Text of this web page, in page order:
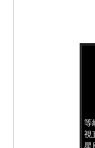
等
視
星